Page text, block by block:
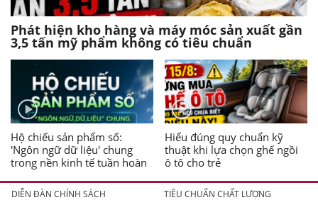
Phát hiện kho hàng và máy móc sản xuất gần
3,5 tấn mỹ phẩm không có tiêu chuẩn
Hộ chiếu sản phẩm số:
'Ngôn ngữ dữ liệu' chung
trong nền kinh tế tuần hoàn
Hiểu đúng quy chuẩn kỹ
thuật khi lựa chọn ghế ngồi
ô tô cho trẻ
DIỄN ĐÀN CHÍNH SÁCH TIÊU CHUẨN CHẤT LƯỢNG